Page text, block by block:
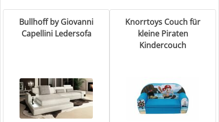
Bullhoff by Giovanni
Capellini Ledersofa
Knorrtoys Couch für
kleine Piraten
Kindercouch